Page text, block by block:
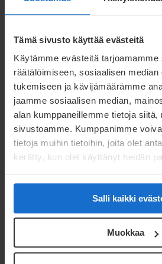
Tämä sivusto käyttää evästeitä
Käytämme evästeitä
räätälöimiseen, sosiaalisen median
tukemiseen ja kävijämäärämme
jaamme sosiaalisen median,
alan kumppaneillemme tietoja siitä,
sivustoamme. Kumppanimme
tietoja muihin tietoihin, joita olet
kerätty, kun olet käyttänyt heidän
Salli kaikki
Muokkaa
utveckling och